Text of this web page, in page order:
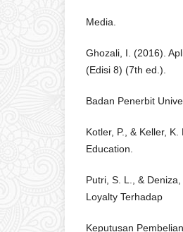
Media.
Ghozali, I. (2016).
(Edisi 8) (7th ed.).
Badan Penerbit
Kotler, P., & Keller,
Education.
Putri, S. L., &
Loyalty Terhadap
Keputusan